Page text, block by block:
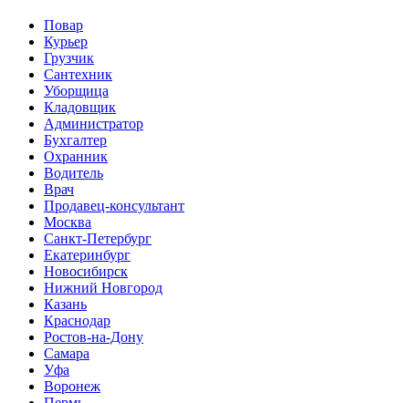
Повар
Курьер
Грузчик
Сантехник
Уборщица
Кладовщик
Администратор
Бухгалтер
Охранник
Водитель
Врач
Продавец-консультант
Москва
Санкт-Петербург
Екатеринбург
Новосибирск
Нижний Новгород
Казань
Краснодар
Ростов-на-Дону
Самара
Уфа
Воронеж